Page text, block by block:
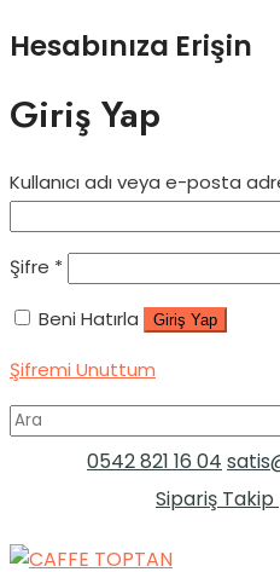
Hesabınıza Erişin
Giriş Yap
Kullanıcı adı veya e-posta
Şifre *
Beni Hatırla Giriş Yap
Şifremi Unuttum
0542 821 16 04
Sipariş Takip